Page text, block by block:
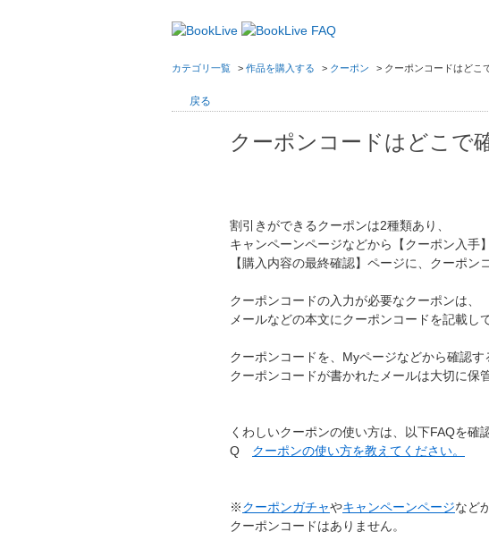
カテゴリ一覧 > 作品を購入する > クーポン > クーポンコードはどこ
戻る
クーポンコードはどこで
割引きができるクーポンは2種類あり、
キャンペーンページなどから【クーポン入手
【購入内容の最終確認】ページに、クーポン
クーポンコードの入力が必要なクーポンは、
メールなどの本文にクーポンコードを記載し
クーポンコードを、Myページなどから確認す
クーポンコードが書かれたメールは大切に保
くわしいクーポンの使い方は、以下FAQを確
Q クーポンの使い方を教えてください。
※クーポンガチャやキャンペーンページなど
クーポンコードはありません。